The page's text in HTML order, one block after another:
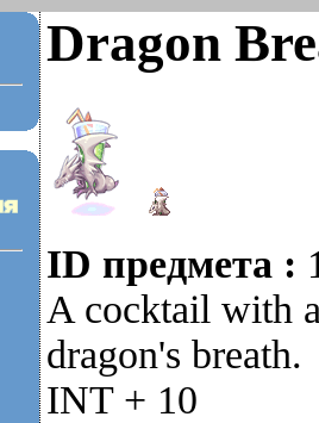
Dragon
ID предмета :
A cocktail with
dragon's breath.
INT + 10